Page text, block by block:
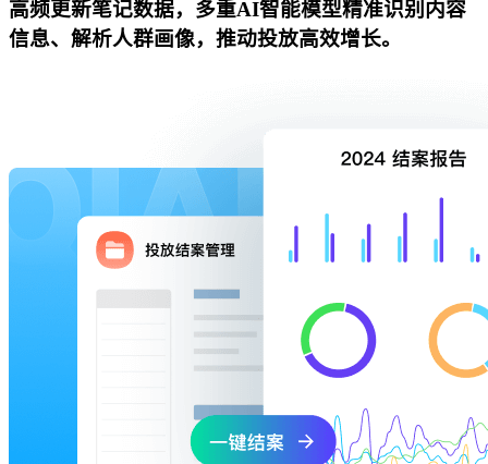
高频更新笔记数据，多重AI智能模型精准识别内容
信息、解析人群画像，推动投放高效增长。